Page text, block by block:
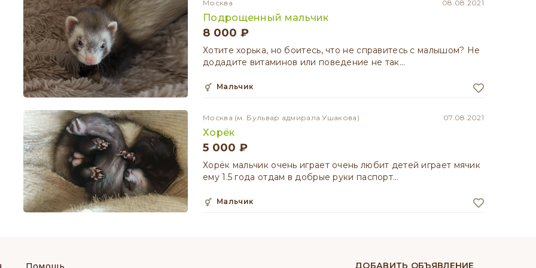
Москва 08.08.2021
Подрощенный мальчик
8 000 ₽
Хотите хорька, но боитесь, что не справитесь с малышом? Не
додадите витаминов или поведение не так…
мальчик
Москва (м. Бульвар адмирала Ушакова) 07.08.2021
Хорёк
5 000 ₽
Хорёк мальчик очень играет очень любит детей играет мячик
ему 1.5 года отдам в добрые руки паспорт…
мальчик
ДОБАВИТЬ ОБЪЯВЛЕНИЕ